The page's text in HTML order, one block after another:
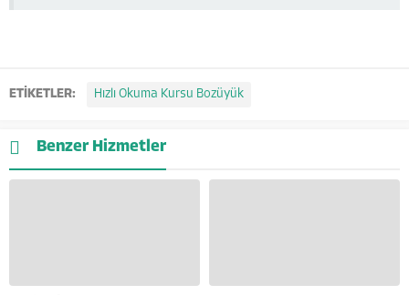
ETİKETLER: Hızlı Okuma Kursu Bozüyük
Benzer Hizmetler